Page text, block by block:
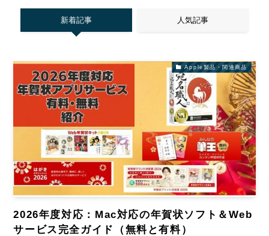
新着記事 人気記事
Apple製品・関連商品
2026年度対応：Mac対応の年賀状ソフト＆Web
サービス完全ガイド（無料と有料）